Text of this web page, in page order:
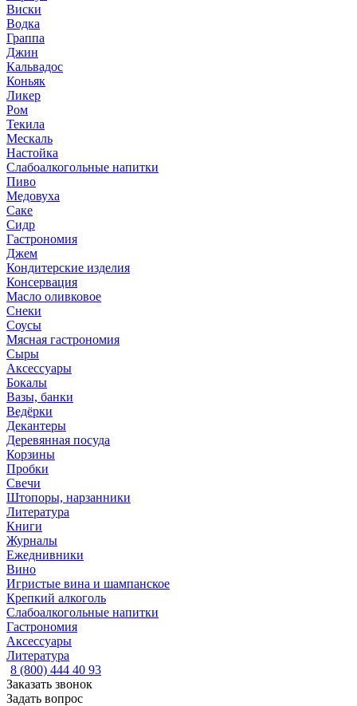
Виски
Водка
Граппа
Джин
Кальвадос
Коньяк
Ликер
Ром
Текила
Мескаль
Настойка
Слабоалкогольные напитки
Пиво
Медовуха
Саке
Сидр
Гастрономия
Джем
Кондитерские изделия
Консервация
Масло оливковое
Снеки
Соусы
Мясная гастрономия
Сыры
Аксессуары
Бокалы
Вазы, банки
Ведёрки
Декантеры
Деревянная посуда
Корзины
Пробки
Свечи
Штопоры, нарзанники
Литература
Книги
Журналы
Ежеднивники
Вино
Игристые вина и шампанское
Крепкий алкоголь
Слабоалкогольные напитки
Гастрономия
Аксессуары
Литература
8 (800) 444 40 93
Заказать звонок
Задать вопрос